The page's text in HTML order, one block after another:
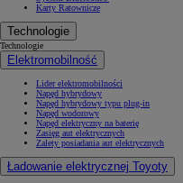
Karty Ratownicze
Technologie
Technologie
Elektromobilność
Lider elektromobilności
Napęd hybrydowy
Napęd hybrydowy typu plug-in
Napęd wodorowy
Napęd elektryczny na baterię
Zasięg aut elektrycznych
Zalety posiadania aut elektrycznych
Ładowanie elektrycznej Toyoty